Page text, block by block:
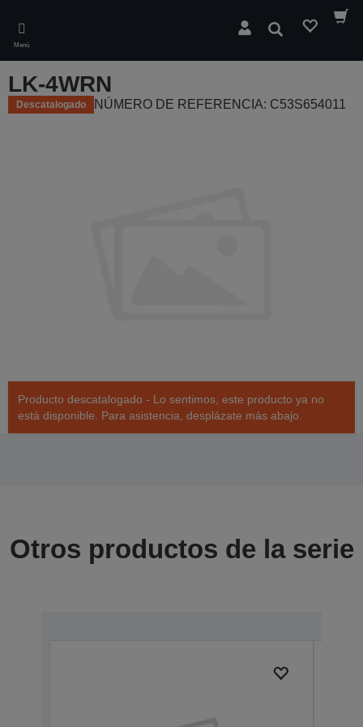
main
content
Menú
Buscar
LK-4WRN
Descatalogado NÚMERO DE REFERENCIA: C53S654011
Producto descatalogado - Lo sentimos, este producto ya no
está disponible. Para asistencia, desplázate más abajo.
Otros productos de la serie